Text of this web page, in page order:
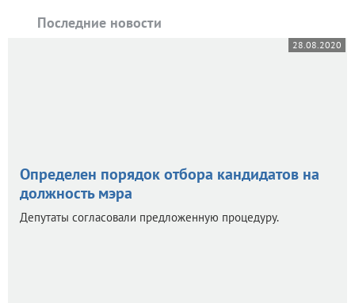
Последние новости
28.08.2020
Определен порядок отбора кандидатов на
должность мэра
Депутаты согласовали предложенную процедуру.